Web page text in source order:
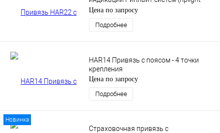
system II) - 2 точки крепления
Цена по запросу
Подробнее
HAR14 Привязь с поясом - 4 точки
крепления
Цена по запросу
Подробнее
Новинка
Страховочная привязь с